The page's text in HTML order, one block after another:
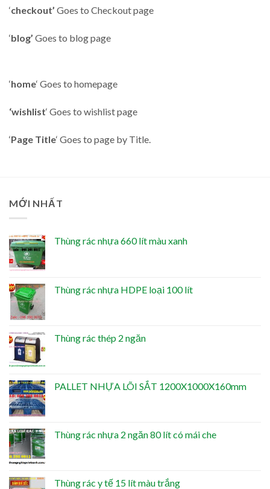
‘checkout’ Goes to Checkout page
‘blog’ Goes to blog page
‘home‘ Goes to homepage
‘wishlist‘ Goes to wishlist page
‘Page Title‘ Goes to page by Title.
MỚI NHẤT
Thùng rác nhựa 660 lít màu xanh
Thùng rác nhựa HDPE loại 100 lít
Thùng rác thép 2 ngăn
PALLET NHỰA LÕI SẮT 1200X1000X160mm
Thùng rác nhựa 2 ngăn 80 lít có mái che
Thùng rác y tế 15 lít màu trắng